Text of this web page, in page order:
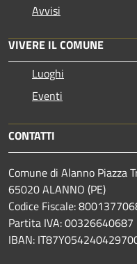
Avvisi
VIVERE IL COMUNE
Luoghi
Eventi
CONTATTI
Comune di Alanno Piazza
65020 ALANNO (PE)
Codice Fiscale:
Partita IVA: 00326640687
IBAN: